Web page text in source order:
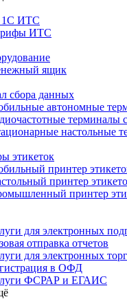
1С ИТС
ИТС
ящик
сбора данных
автономные
терминалы
настольные
этикеток
принтер
принтер
принтер
для электронных
отправка отчетов
для электронных
в ОФД
ФСРАР и ЕГАИС